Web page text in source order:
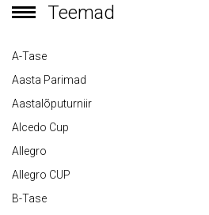
Teemad
A-Tase
Aasta Parimad
Aastalõputurniir
Alcedo Cup
Allegro
Allegro CUP
B-Tase